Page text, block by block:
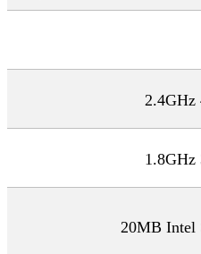
2.4GHz
1.8GHz
20MB Intel